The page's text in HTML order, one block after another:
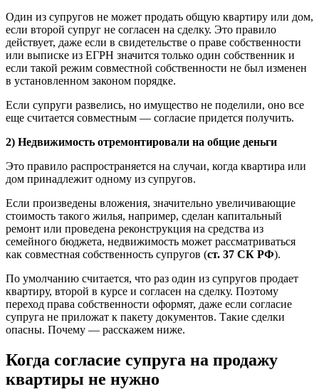
Один из супругов не может продать общую квартиру или дом,
если второй супруг не согласен на сделку. Это правило
действует, даже если в свидетельстве о праве собственности
или выписке из ЕГРН значится только один собственник и
если такой режим совместной собственности не был изменен
в установленном законом порядке.
Если супруги развелись, но имущество не поделили, оно все
еще считается совместным — согласие придется получить.
2) Недвижимость отремонтировали на общие деньги
Это правило распространяется на случаи, когда квартира или
дом принадлежит одному из супругов.
Если произведены вложения, значительно увеличивающие
стоимость такого жилья, например, сделан капитальный
ремонт или проведена реконструкция на средства из
семейного бюджета, недвижимость может рассматриваться
как совместная собственность супругов (ст. 37 СК РФ).
По умолчанию считается, что раз один из супругов продает
квартиру, второй в курсе и согласен на сделку. Поэтому
переход права собственности оформят, даже если согласие
супруга не приложат к пакету документов. Такие сделки
опасны. Почему — расскажем ниже.
Когда согласие супруга на продажу
квартиры не нужно